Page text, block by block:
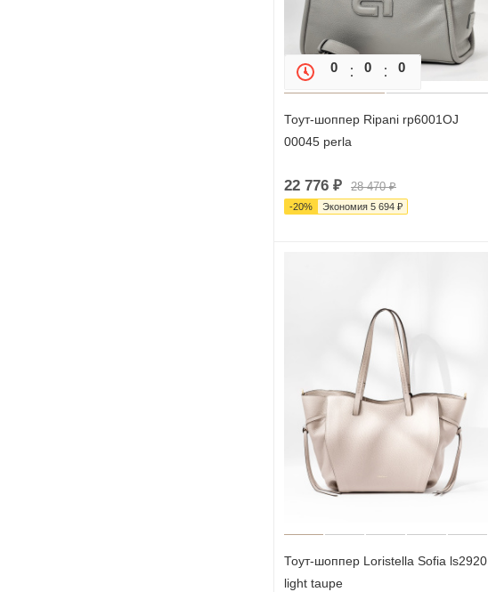
0 0 0 0
Тоут-шоппер Ripani rp6001OJ
00045 perla
22 776 ₽ 28 470₽
-20% Экономия 5 694 ₽
Тоут-шоппер Loristella Sofia ls2920
light taupe